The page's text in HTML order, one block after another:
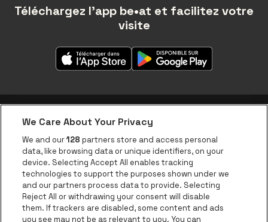
Téléchargez l'app be•at et facilitez votre
visite
Application be•at
be•at Corporate
be•at Business
Groupes
We Care About Your Privacy
We and our128 partners store and access personal
data, like browsing data or unique identifiers, on your
device. Selecting Accept All enables tracking
technologies to support the purposes shown under we
and our partners process data to provide. Selecting
Reject All or withdrawing your consent will disable
them. If trackers are disabled, some content and ads
you see may not be as relevant to you. You can